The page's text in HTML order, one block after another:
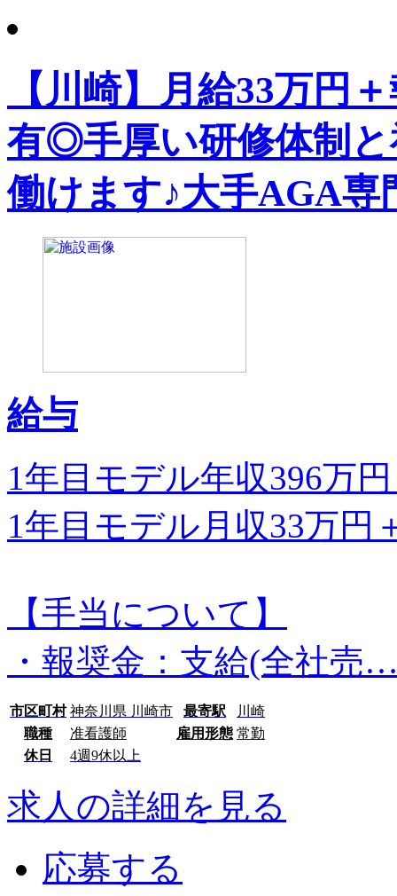
【川崎】月給33万円
有◎手厚い研修体制
働けます♪大手AGA
給与
1年目モデル年収396万
1年目モデル月収33万円
【手当について】
・報奨金：支給(全社売
市区町村 神奈川県 川崎市 最寄駅
川崎
職種
准看護師 雇用形態 常勤
休日
4週9休以上
求人の詳細を見る
応募する